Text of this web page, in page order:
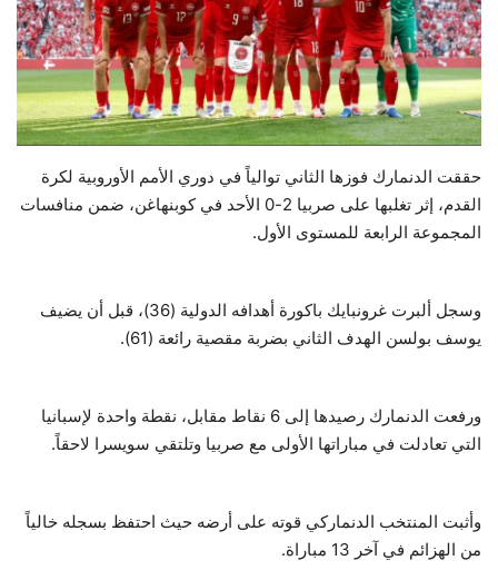
حياة
حققت الدنمارك فوزها الثاني توالياً في دوري الأمم الأوروبية لكرة
القدم، إثر تغلبها على صربيا 2-0 الأحد في كوبنهاغن، ضمن منافسات
المجموعة الرابعة للمستوى الأول.
وسجل ألبرت غرونبايك باكورة أهدافه الدولية (36)، قبل أن يضيف
يوسف بولسن الهدف الثاني بضربة مقصية رائعة (61).
ورفعت الدنمارك رصيدها إلى 6 نقاط مقابل، نقطة واحدة لإسبانيا
التي تعادلت في مباراتها الأولى مع صربيا وتلتقي سويسرا لاحقاً.
وأثبت المنتخب الدنماركي قوته على أرضه حيث احتفظ بسجله خالياً
من الهزائم في آخر 13 مباراة.